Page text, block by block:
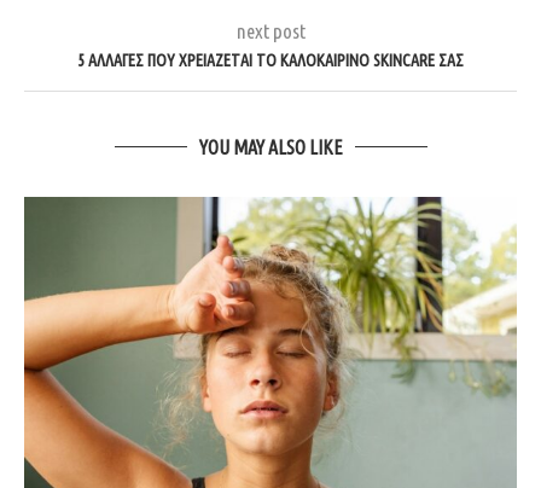
next post
5 ΑΛΛΑΓΈΣ ΠΟΥ ΧΡΕΙΆΖΕΤΑΙ ΤΟ ΚΑΛΟΚΑΙΡΙΝΌ SKINCARE ΣΑΣ
YOU MAY ALSO LIKE